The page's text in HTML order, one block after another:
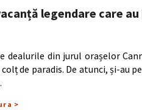
legendare care
dealurile din jurul orașelor
de paradis. De atunci, și-au
>